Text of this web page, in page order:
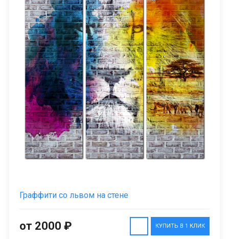
Граффити со львом на стене
КУПИТЬ В 1 КЛИК
от 2000 ₽